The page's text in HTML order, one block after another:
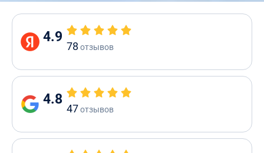
4.9
78 отзывов
4.8
47отзывов